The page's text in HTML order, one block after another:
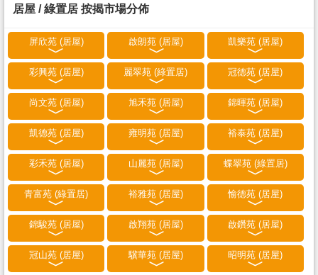
居屋 / 綠置居 按揭市場分佈
屏欣苑 (居屋) 啟朗苑 (居屋) 凱樂苑 (居屋)
彩興苑 (居屋) 麗翠苑 (綠置居) 冠德苑 (居屋)
尚文苑 (居屋) 旭禾苑 (居屋) 錦暉苑 (居屋)
凱德苑 (居屋) 雍明苑 (居屋) 裕泰苑 (居屋)
彩禾苑 (居屋) 山麗苑 (居屋) 蝶翠苑 (綠置居)
青富苑 (綠置居) 裕雅苑 (居屋) 愉德苑 (居屋)
錦駿苑 (居屋) 啟翔苑 (居屋) 啟鑽苑 (居屋)
冠山苑 (居屋) 驥華苑 (居屋) 昭明苑 (居屋)